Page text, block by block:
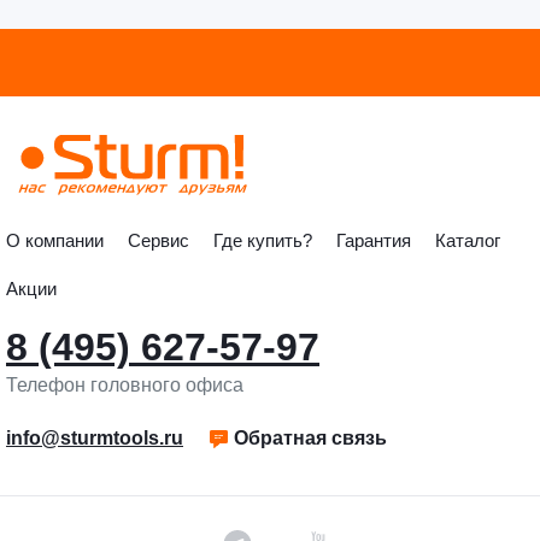
О компании Сервис Где купить? Гарантия Каталог
Акции
8 (495) 627-57-97
Телефон головного офиса
info@sturmtools.ru Обратная связь